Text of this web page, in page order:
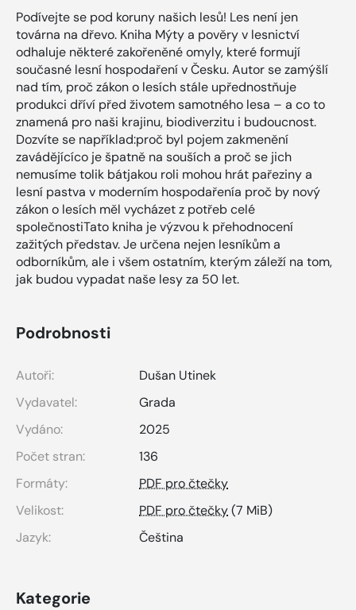
Podívejte se pod koruny našich lesů! Les není jen
továrna na dřevo. Kniha Mýty a pověry v lesnictví
odhaluje některé zakořeněné omyly, které formují
současné lesní hospodaření v Česku. Autor se zamýšlí
nad tím, proč zákon o lesích stále upřednostňuje
produkci dříví před životem samotného lesa – a co to
znamená pro naši krajinu, biodiverzitu i budoucnost.
Dozvíte se například:proč byl pojem zakmenění
zavádějícíco je špatně na souších a proč se jich
nemusíme tolik bátjakou roli mohou hrát pařeziny a
lesní pastva v moderním hospodařenía proč by nový
zákon o lesích měl vycházet z potřeb celé
společnostiTato kniha je výzvou k přehodnocení
zažitých představ. Je určena nejen lesníkům a
odborníkům, ale i všem ostatním, kterým záleží na tom,
jak budou vypadat naše lesy za 50 let.
Podrobnosti
Autoři:
Dušan Utinek
Vydavatel:
Grada
Vydáno:
2025
Počet stran:
136
Formáty:
PDF pro čtečky
Velikost:
PDF pro čtečky(7 MiB)
Jazyk:
Čeština
Kategorie